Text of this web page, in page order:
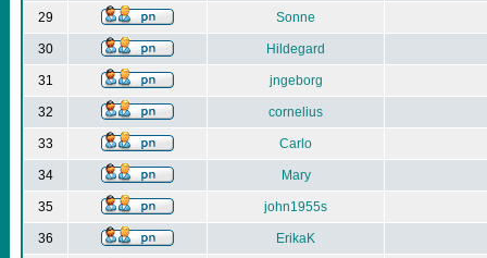
29 Sonne
30 Hildegard
31 jngeborg
32 cornelius
33 Carlo
34 Mary
35 john1955s
36 ErikaK